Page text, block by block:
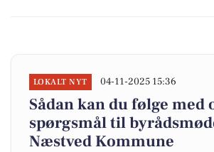
LOKALT NYT 04-11-2025 15:36
Sådan kan du følge med
spørgsmål til
Næstved Kommune